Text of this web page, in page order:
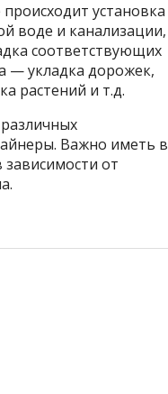
установка
воде и канализации,
соответствующих
— укладка дорожек,
растений и т.д.
Важно иметь в
от